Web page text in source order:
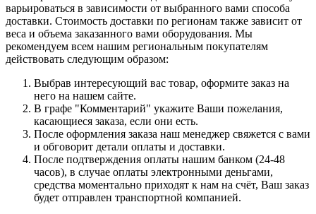
варьироваться в зависимости от выбранного вами способа
доставки. Стоимость доставки по регионам также зависит от
веса и объема заказанного вами оборудования. Мы
рекомендуем всем нашим региональным покупателям
действовать следующим образом:
Выбрав интересующий вас товар, оформите заказ на
него на нашем сайте.
В графе "Комментарий" укажите Ваши пожелания,
касающиеся заказа, если они есть.
После оформления заказа наш менеджер свяжется с вами
и обговорит детали оплаты и доставки.
После подтверждения оплаты нашим банком (24-48
часов), в случае оплаты электронными деньгами,
средства моментально приходят к нам на счёт, Ваш заказ
будет отправлен транспортной компанией.